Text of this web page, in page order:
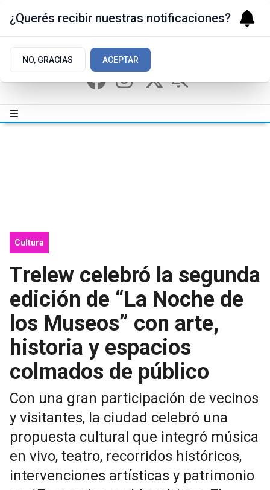
Cultura
Trelew celebró la segunda
edición de “La Noche de
los Museos” con arte,
historia y espacios
colmados de público
Con una gran participación de vecinos
y visitantes, la ciudad celebró una
propuesta cultural que integró música
en vivo, teatro, recorridos históricos,
intervenciones artísticas y patrimonio
¿Querés recibir nuestras notificaciones?
NO, GRACIAS ACEPTAR